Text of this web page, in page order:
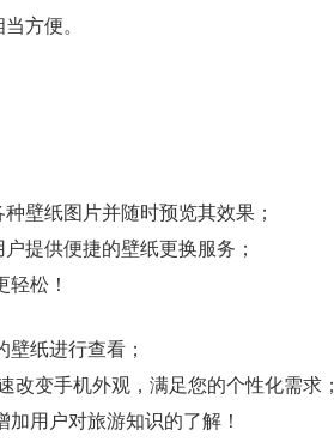
方便。
壁纸图片并随时预览其效果；
提供便捷的壁纸更换服务；
松！
纸进行查看；
改变手机外观，满足您的个性化需求；
用户对旅游知识的了解！